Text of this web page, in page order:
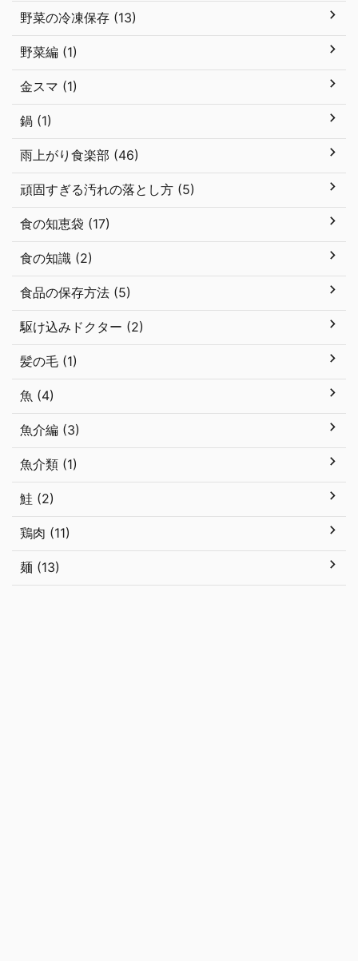
野菜の冷凍保存 (13)
野菜編 (1)
金スマ (1)
鍋 (1)
雨上がり食楽部 (46)
頑固すぎる汚れの落とし方 (5)
食の知恵袋 (17)
食の知識 (2)
食品の保存方法 (5)
駆け込みドクター (2)
髪の毛 (1)
魚 (4)
魚介編 (3)
魚介類 (1)
鮭 (2)
鶏肉 (11)
麺 (13)